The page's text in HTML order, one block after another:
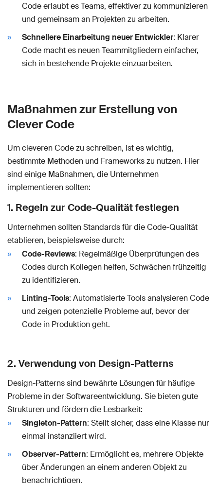
Code erlaubt es Teams, effektiver zu kommunizieren
und gemeinsam an Projekten zu arbeiten.
Schnellere Einarbeitung neuer Entwickler: Klarer
Code macht es neuen Teammitgliedern einfacher,
sich in bestehende Projekte einzuarbeiten.
Maßnahmen zur Erstellung von
Clever Code
Um cleveren Code zu schreiben, ist es wichtig,
bestimmte Methoden und Frameworks zu nutzen. Hier
sind einige Maßnahmen, die Unternehmen
implementieren sollten:
1. Regeln zur Code-Qualität festlegen
Unternehmen sollten Standards für die Code-Qualität
etablieren, beispielsweise durch:
Code-Reviews: Regelmäßige Überprüfungen des
Codes durch Kollegen helfen, Schwächen frühzeitig
zu identifizieren.
Linting-Tools: Automatisierte Tools analysieren Code
und zeigen potenzielle Probleme auf, bevor der
Code in Produktion geht.
2. Verwendung von Design-Patterns
Design-Patterns sind bewährte Lösungen für häufige
Probleme in der Softwareentwicklung. Sie bieten gute
Strukturen und fördern die Lesbarkeit:
Singleton-Pattern: Stellt sicher, dass eine Klasse nur
einmal instanziiert wird.
Observer-Pattern: Ermöglicht es, mehrere Objekte
über Änderungen an einem anderen Objekt zu
benachrichtigen.